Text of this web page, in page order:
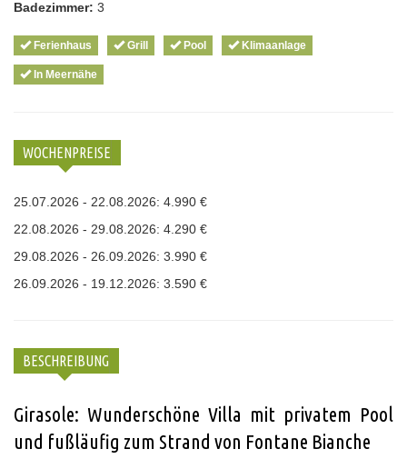
Badezimmer: 3
Ferienhaus Grill Pool Klimaanlage
In Meernähe
WOCHENPREISE
25.07.2026 - 22.08.2026: 4.990 €
22.08.2026 - 29.08.2026: 4.290 €
29.08.2026 - 26.09.2026: 3.990 €
26.09.2026 - 19.12.2026: 3.590 €
BESCHREIBUNG
Girasole: Wunderschöne Villa mit privatem Pool
und fußläufig zum Strand von Fontane Bianche